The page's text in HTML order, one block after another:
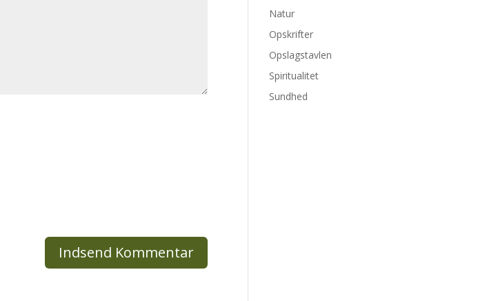
Natur
Opskrifter
Opslagstavlen
Spiritualitet
Sundhed